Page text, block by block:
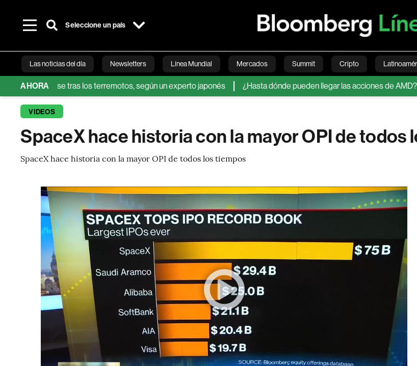
Seleccione un país
Las noticias del día Newsletters Línea Mundial Mercados Summit Cripto
Bloomberg Green Economía Estilo de vida Mundo
AHORAtras los terremotos, según un experto japonés ¿Hasta dónde pueden llegar las acciones de AMD? BofA
VIDEOS
SpaceX hace historia con la mayor OPI de todos
SpaceX hace historia con la mayor OPI de todos los tiempos